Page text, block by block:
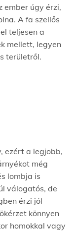
ember úgy érzi,
A fa szellős
teljesen a
mellett, legyen
területről.
ezért a legjobb,
még
lombja is
válogatós, de
érzi jól
könnyen
homokkal vagy